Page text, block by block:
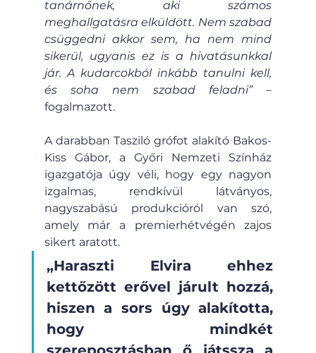
tanárnőnek, aki számos
meghallgatásra elküldött. Nem szabad
csüggedni akkor sem, ha nem mind
sikerül, ugyanis ez is a hivatásunkkal
jár. A kudarcokból inkább tanulni kell,
és soha nem szabad feladni” –
fogalmazott.
A darabban Tasziló grófot alakító Bakos-
Kiss Gábor, a Győri Nemzeti Színház
igazgatója úgy véli, hogy egy nagyon
izgalmas, rendkívül látványos,
nagyszabású produkcióról van szó,
amely már a premierhétvégén zajos
sikert aratott.
„Haraszti Elvira ehhez
kettőzött erővel járult hozzá,
hiszen a sors úgy alakította,
hogy mindkét